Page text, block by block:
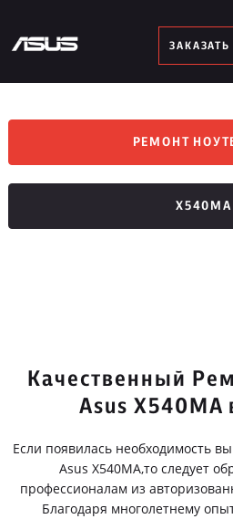
РЕМОНТ
X540MA
Качественный
Asus X540MA
Если появилась необходимость
Asus X540MA,то следует
профессионалам из
Благодаря многолетнему